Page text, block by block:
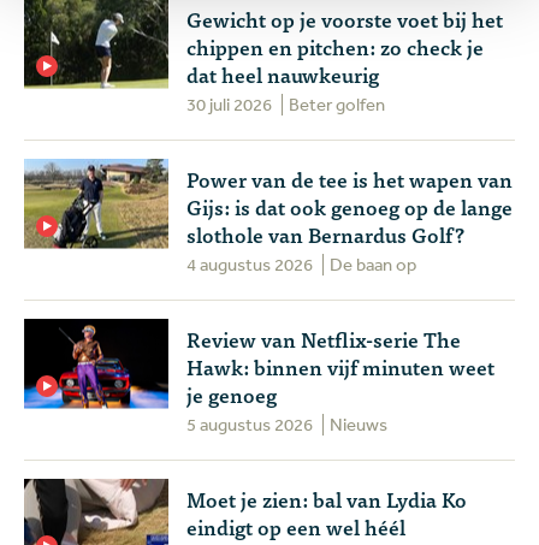
Gewicht op je voorste voet bij het
chippen en pitchen: zo check je
dat heel nauwkeurig
30 juli 2026 Beter golfen
Power van de tee is het wapen van
Gijs: is dat ook genoeg op de lange
slothole van Bernardus Golf?
4 augustus 2026 De baan op
Review van Netflix-serie The
Hawk: binnen vijf minuten weet
je genoeg
5 augustus 2026 Nieuws
Moet je zien: bal van Lydia Ko
eindigt op een wel héél